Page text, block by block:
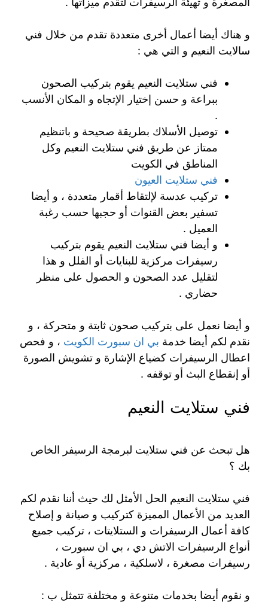
و هناك أيضا أعمال أخرى متعددة تقدم من خلال فني
سالايت النعيم و التي هي :
فني ستلايت النعيم يقوم بتركيب الصحون
ببراعة و حسن إختيار الإتجاه و المكان الأنسب
.
توصيل الأسلاك بطريقة صحيحة و باتنظيم
ممتاز عن طريق فني ستلايت النعيم وكل
المناطق في الكويت
فني ستلايت العيون
تركيب عدسة لإلتقاط أقمار متعددة ، و أيضا
تسفير بعض القنوات أو حجبها حسب رغبة
العميل .
و أيضا فني ستلايت النعيم يقوم بتركيب
رسيفرات مركزية للبنايات أو الفلل و هذا
لتقليل عدد الصحون و الحصول على منظر
حضاري .
و أيضا نعمل على بتركيب صحون ثابتة و متحركة ، و
نقدم لكم أيضا خدمة بي ان سبورت الكويت ، و فحص
اعطال الرسيفرات كضياع الإشارة و تشويش الصورة
أو إنقطاع البث أو توقفه .
فني ستلايت النعيم
هل تبحث عن فني ستلايت لبرمجة الرسيفر الخاص
بك ؟
فني ستلايت النعيم الحل الأمثل لك حيث أننا نقدم لكم
العديد من الأعمال المميزة كتركيب و صيانة و إصلاح
كافة أعمال الرسيفرات و الستلايتات ، تركيب جميع
أنواع الرسيفرات الاتش دي ، بي ان سبورت ،
رسيفرات مصغرة ، لاسلكية ، مركزية أو عادية .
و نقوم أيضا بخدمات متنوعة و مختلفة تتمثل ب :